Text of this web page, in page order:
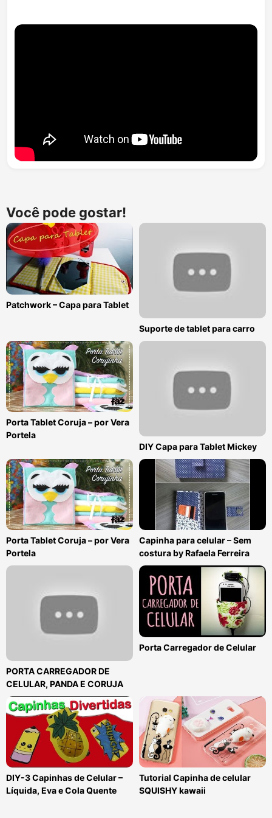
Você pode gostar!
Patchwork – Capa para Tablet
Suporte de tablet para carro
Porta Tablet Coruja – por Vera
Portela
DIY Capa para Tablet Mickey
Porta Tablet Coruja – por Vera
Portela
Capinha para celular – Sem
costura by Rafaela Ferreira
PORTA CARREGADOR DE
CELULAR, PANDA E CORUJA
Porta Carregador de Celular
DIY-3 Capinhas de Celular –
Líquida, Eva e Cola Quente
Tutorial Capinha de celular
SQUISHY kawaii